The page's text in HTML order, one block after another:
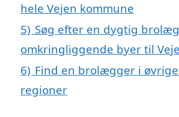
hele Vejen kommune
5) Søg efter en dygtig
omkringliggende byer til
6) Find en brolægger i
regioner